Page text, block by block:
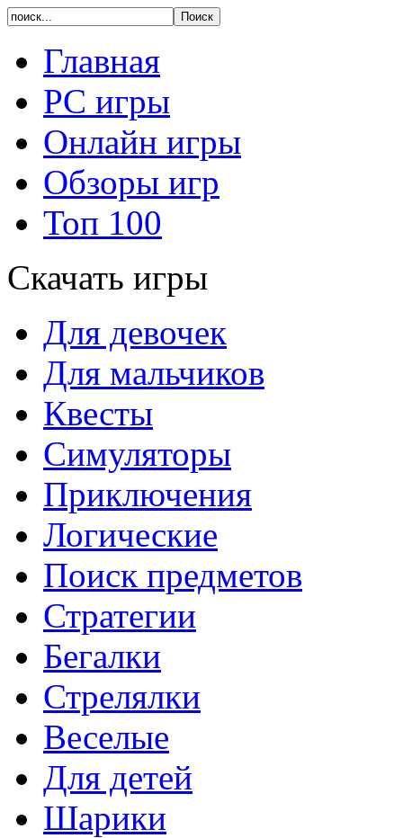
Главная
PC игры
Онлайн игры
Обзоры игр
Топ 100
Скачать игры
Для девочек
Для мальчиков
Квесты
Симуляторы
Приключения
Логические
Поиск предметов
Стратегии
Бегалки
Стрелялки
Веселые
Для детей
Шарики